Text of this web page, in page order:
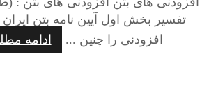
تفسیر بخش اول آیین نامه بتن ایران
افزودنی را چنین ...
ادامه